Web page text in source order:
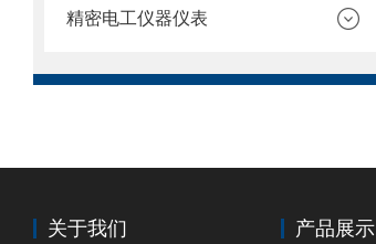
精密电工仪器仪表
关于我们 产品展示